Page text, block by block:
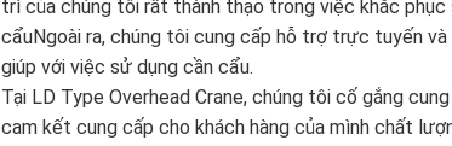
trì của chúng tôi rất thành thạo trong việc khắc
cẩuNgoài ra, chúng tôi cung cấp hỗ trợ trực tuyến
giúp với việc sử dụng cần cẩu.
Tại LD Type Overhead Crane, chúng tôi cố gắng
cam kết cung cấp cho khách hàng của mình chất